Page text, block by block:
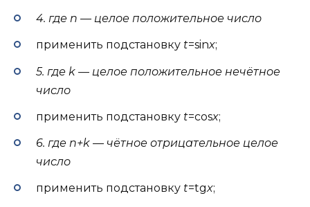
4. где n — целое положительное число
применить подстановку t=sinx;
5. где k — целое положительное нечётное
число
применить подстановку t=cosx;
6. где n+k — чётное отрицательное целое
число
применить подстановку t=tgx;